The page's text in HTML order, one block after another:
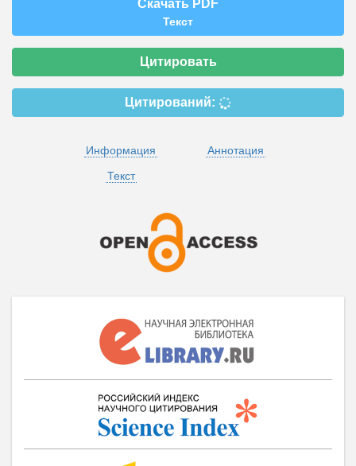
Скачать PDF
Текст
Цитировать
Цитирований:
Информация
Аннотация
Текст